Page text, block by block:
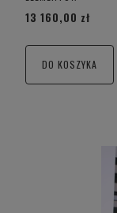
13 160,00 zł
DO KOSZYKA